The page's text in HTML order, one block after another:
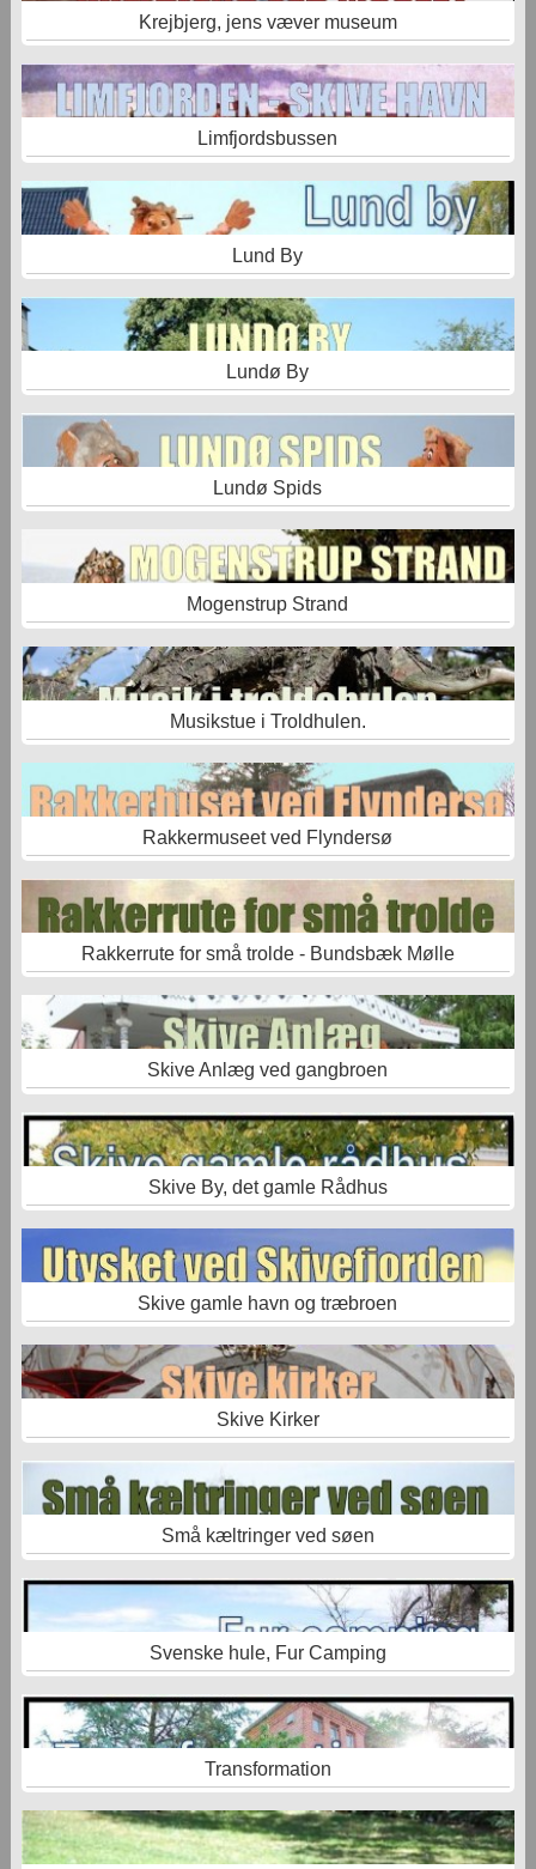
Krejbjerg, jens væver museum
Limfjordsbussen
Lund By
Lundø By
Lundø Spids
Mogenstrup Strand
Musikstue i Troldhulen.
Rakkermuseet ved Flyndersø
Rakkerrute for små trolde - Bundsbæk Mølle
Skive Anlæg ved gangbroen
Skive By, det gamle Rådhus
Skive gamle havn og træbroen
Skive Kirker
Små kæltringer ved søen
Svenske hule, Fur Camping
Transformation